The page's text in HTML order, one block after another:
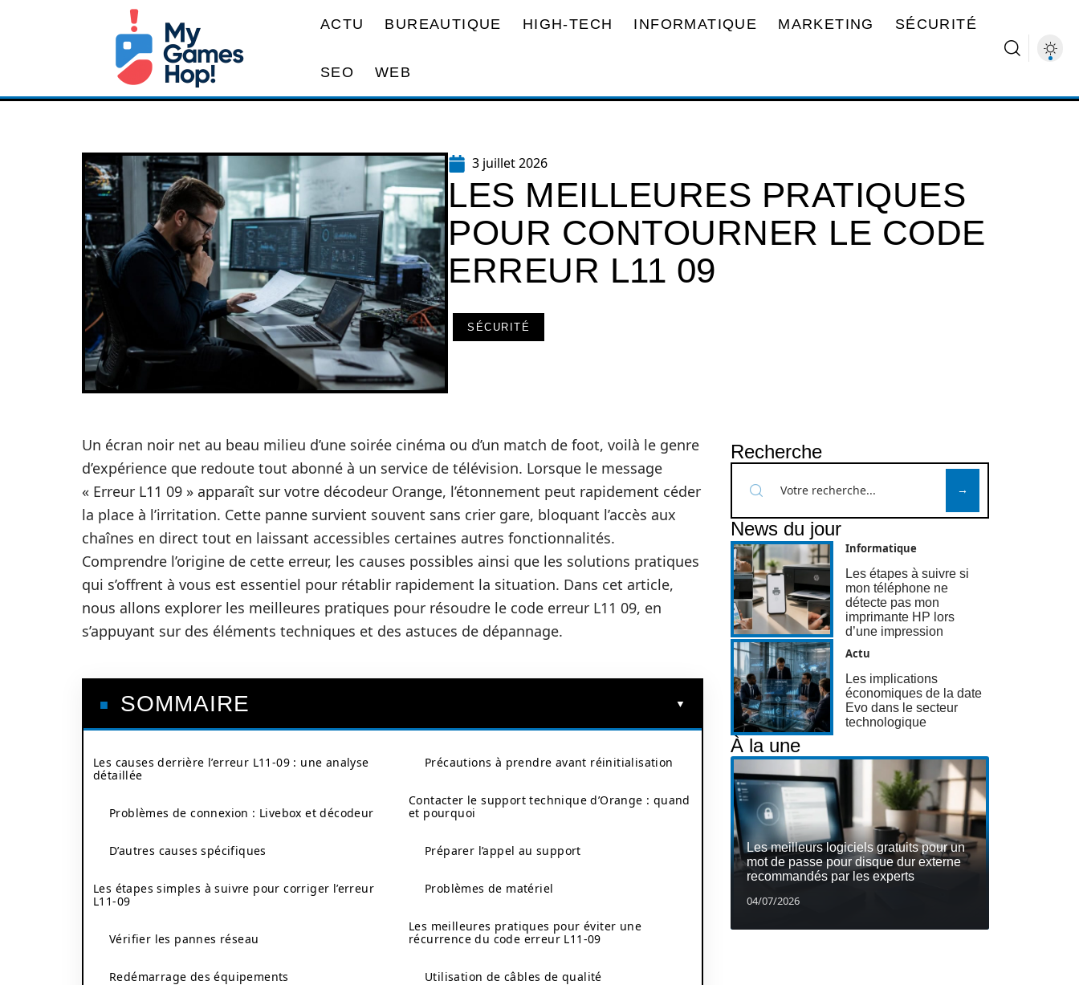
ACTU BUREAUTIQUE HIGH-TECH INFORMATIQUE MARKETING SÉCURITÉ
SEO WEB
3 juillet 2026
LES MEILLEURES PRATIQUES
POUR CONTOURNER LE CODE
ERREUR L11 09
SÉCURITÉ
Un écran noir net au beau milieu d’une soirée cinéma ou d’un match de foot, voilà le genre
d’expérience que redoute tout abonné à un service de télévision. Lorsque le message
« Erreur L11 09 » apparaît sur votre décodeur Orange, l’étonnement peut rapidement céder
la place à l’irritation. Cette panne survient souvent sans crier gare, bloquant l’accès aux
chaînes en direct tout en laissant accessibles certaines autres fonctionnalités.
Comprendre l’origine de cette erreur, les causes possibles ainsi que les solutions pratiques
qui s’offrent à vous est essentiel pour rétablir rapidement la situation. Dans cet article,
nous allons explorer les meilleures pratiques pour résoudre le code erreur L11 09, en
s’appuyant sur des éléments techniques et des astuces de dépannage.
SOMMAIRE
Les causes derrière l’erreur L11-09 : une analyse
détaillée
Problèmes de connexion : Livebox et décodeur
D’autres causes spécifiques
Les étapes simples à suivre pour corriger l’erreur
L11-09
Vérifier les pannes réseau
Redémarrage des équipements
Précautions à prendre avant réinitialisation
Contacter le support technique d’Orange : quand
et pourquoi
Préparer l’appel au support
Problèmes de matériel
Les meilleures pratiques pour éviter une
récurrence du code erreur L11-09
Utilisation de câbles de qualité
Recherche
News du jour
Informatique
Les étapes à suivre si
mon téléphone ne
détecte pas mon
imprimante HP lors
d’une impression
Actu
Les implications
économiques de la date
Evo dans le secteur
technologique
À la une
Les meilleurs logiciels gratuits pour un
mot de passe pour disque dur externe
recommandés par les experts
04/07/2026